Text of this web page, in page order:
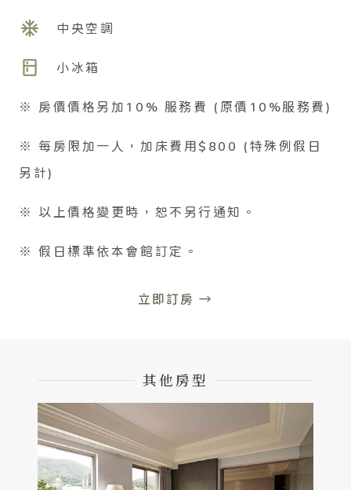
ac_unit 中央空調
kitchen 小冰箱
※ 房價價格另加10% 服務費 (原價10%服務費)
※ 每房限加一人，加床費用$800 (特殊例假日
另計)
※ 以上價格變更時，恕不另行通知。
※ 假日標準依本會館訂定。
立即訂房 →
其他房型